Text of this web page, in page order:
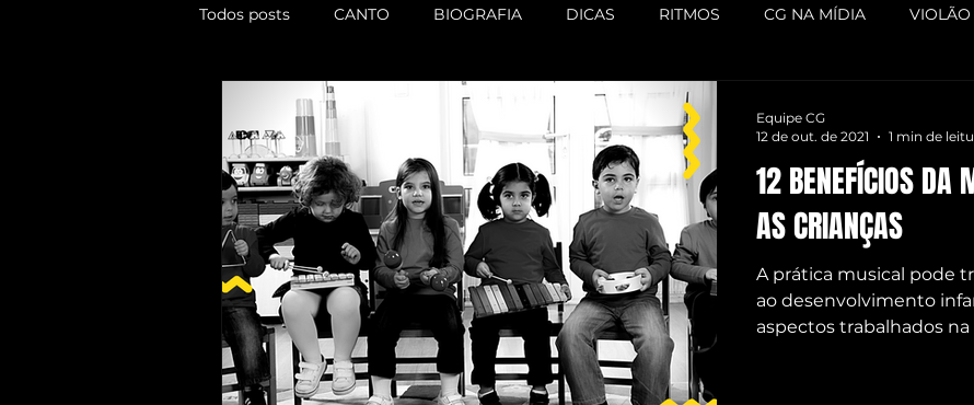
Todos posts CANTO BIOGRAFIA DICAS RITMOS CG NA MÍDIA VIOLÃO
DESENHO PIANO PILATES ARTESANATO
MUSICALIZAÇÃO INFANTIL UKULELÊ PINTURA EM AQUARELA TECLADO
VIOLINO ALFABETIZAÇÃO
12 BENEFÍCIOS DA
AS CRIANÇAS
A prática musical pode
ao desenvolvimento
aspectos trabalhados na
Equipe CG
12 de out. de 2021
1 min de